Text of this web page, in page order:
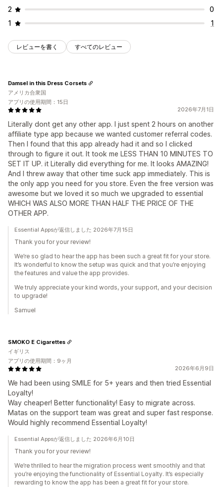
2
0
1
1
レビューを書く すべてのレビュー
2026年7月1日
Literally dont get any other app. I just spent 2 hours on another
affiliate type app because we wanted customer referral codes.
Then I found that this app already had it and so I clicked
through to figure it out. It took me LESS THAN 10 MINUTES TO
SET IT UP. it Literally did everything for me. It looks AMAZING!
And I threw away that other time suck app immediately. This is
the only app you need for you store. Even the free version was
awesome but we loved it so much we upgraded to essential
WHICH WAS ALSO MORE THAN HALF THE PRICE OF THE
OTHER APP.
Damsel in this Dress Corsets
アメリカ合衆国
アプリの使用期間：15日
Essential Appsが返信しました 2026年7月15日
Thank you for your review!
We’re so glad to hear the app has been such a great fit for your store.
It’s wonderful to know the setup was quick and that you’re enjoying
the features and value the app provides.
We truly appreciate your kind words, your support, and your decision
to upgrade!
Samuel
2026年6月9日
We had been using SMILE for 5+ years and then tried Essential
Loyalty!
Way cheaper! Better functionality! Easy to migrate across.
Matas on the support team was great and super fast response.
Would highly recommend Essential Loyalty!
SMOKO E Cigarettes
イギリス
アプリの使用期間：9ヶ月
Essential Appsが返信しました 2026年6月10日
Thank you for your review!
We’re thrilled to hear the migration process went smoothly and that
you’re enjoying the functionality of Essential Loyalty. It’s especially
rewarding to know the app has been a great fit for your store.